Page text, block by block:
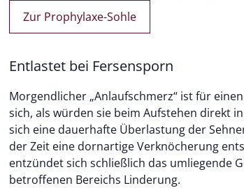
Zur Prophylaxe-Sohle
Entlastet bei Fersensporn
Morgendlicher „Anlaufschmerz“ ist für
sich, als würden sie beim Aufstehen direkt
sich eine dauerhafte Überlastung der
der Zeit eine dornartige Verknöcherung
entzündet sich schließlich das umliegende
betroffenen Bereichs Linderung.